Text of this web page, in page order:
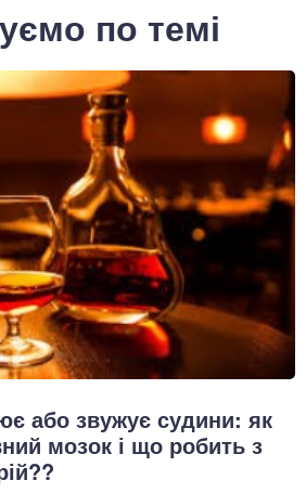
по темі
або звужує судини: як
мозок і що робить з